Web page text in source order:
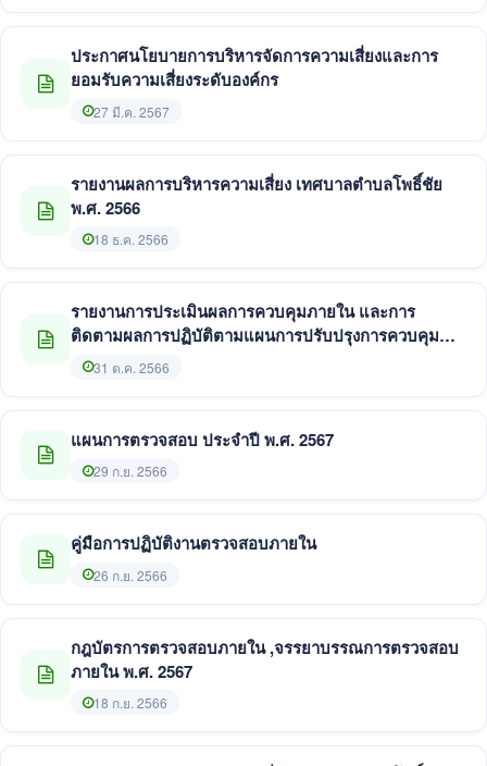
ประกาศนโยบายการบริหารจัดการความเสี่ยงและการ
ยอมรับความเสี่ยงระดับองค์กร
27 มี.ค. 2567
รายงานผลการบริหารความเสี่ยง เทศบาลตำบลโพธิ์ชัย
พ.ศ. 2566
18 ธ.ค. 2566
รายงานการประเมินผลการควบคุมภายใน และการ
ติดตามผลการปฏิบัติตามแผนการปรับปรุงการควบคุม
ภายใน พ.ศ. 2566
31 ต.ค. 2566
แผนการตรวจสอบ ประจำปี พ.ศ. 2567
29 ก.ย. 2566
คู่มือการปฏิบัติงานตรวจสอบภายใน
26 ก.ย. 2566
กฎบัตรการตรวจสอบภายใน ,จรรยาบรรณการตรวจสอบ
ภายใน พ.ศ. 2567
18 ก.ย. 2566